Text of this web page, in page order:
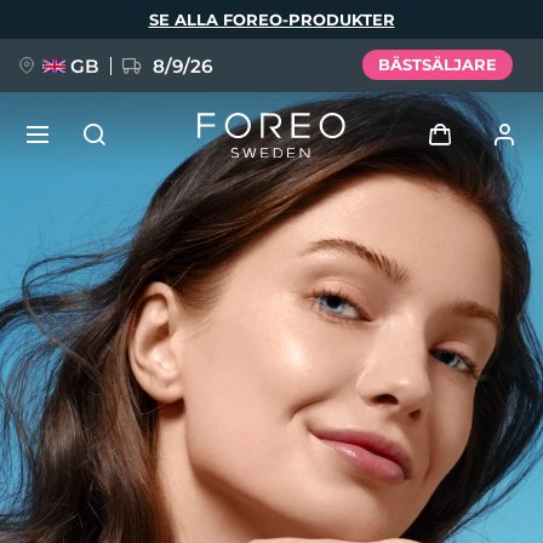
SE ALLA FOREO-PRODUKTER
GB 8/9/26 BÄSTSÄLJARE
Logga in
Användarprofil
Mina enheter
Mina beställningar
Mina adresser
Mina prenumerationer
FAQ™ Pure Beauty-Tech Elixir
BREAKING NEWS
issa™ Teeth Whitening Set
Språk
English Deutsch
Español
Français
Português
Polski
Русский
Türkçe
简体中文 繁體中文